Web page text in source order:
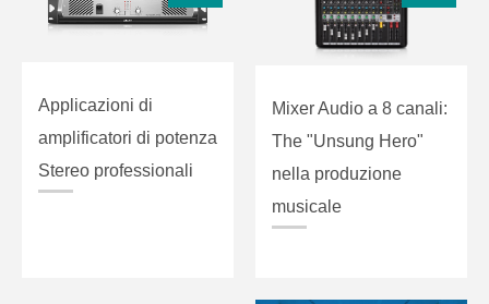
Applicazioni di
amplificatori di potenza
Stereo professionali
Mixer Audio a 8 canali:
The "Unsung Hero"
nella produzione
musicale